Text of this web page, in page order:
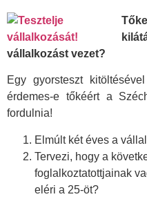
vállalkozást vezet?
Egy gyorsteszt
érdemes-e tőkéért a
fordulnia!
Elmúlt két éves a
Tervezi, hogy a
foglalkoztatottjainak
eléri a 25-öt?